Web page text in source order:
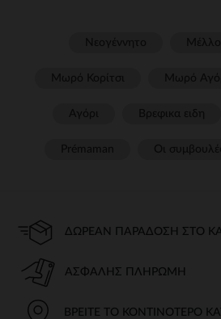
ΔΩΡΕΆΝ ΠΑΡΆΔΟΣΗ ΣΤΟ
ΑΣΦΑΛΉΣ ΠΛΗΡΩΜΉ
ΒΡΕΊΤΕ ΤΟ ΚΟΝΤΙΝΌΤΕΡΟ